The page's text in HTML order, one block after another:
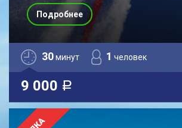
30минут 1 человек
9 000 a
Подробнее